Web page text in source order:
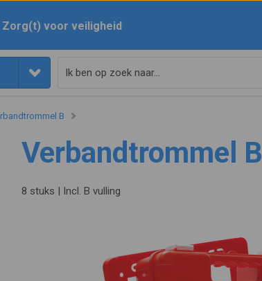
Zorg(t) voor veiligheid
B
Verbandtrommel B
8 stuks | Incl. B vulling